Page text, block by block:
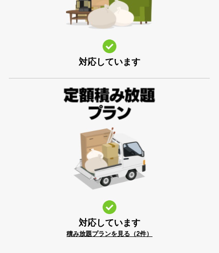
対応しています
対応しています
積み放題プランを見る（2件）